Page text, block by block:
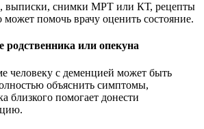
выписки, снимки МРТ или КТ, рецепты
может помочь врачу оценить состояние.
родственника или опекуна
человеку с деменцией может быть
объяснить симптомы,
близкого помогает донести